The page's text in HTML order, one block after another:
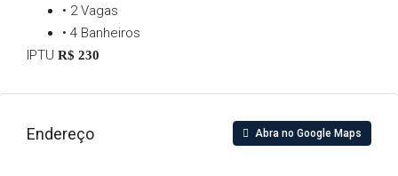
• 2 Vagas
• 4 Banheiros
IPTU R$ 230
Endereço Abra no Google Maps